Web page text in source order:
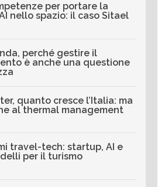
per portare la
nello spazio: il caso Sitael
perché gestire il
è anche una questione
quanto cresce l’Italia: ma
al thermal management
travel-tech: startup, AI e
per il turismo